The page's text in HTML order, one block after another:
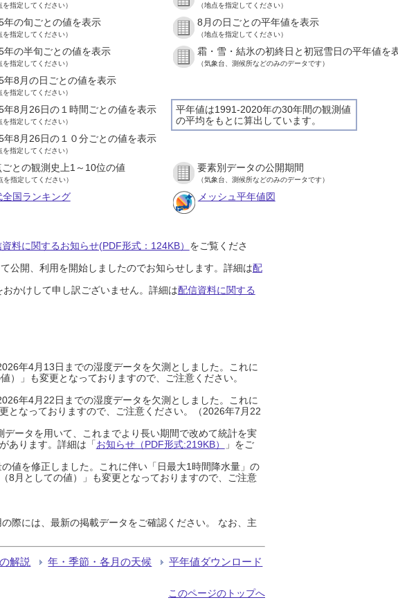
を指定してください） （地点を指定してください）
年の旬ごとの値を表示
を指定してください）
8月の日ごとの平年値を表示
（地点を指定してください）
年の半旬ごとの値を表示
を指定してください）
霜・雪・結氷の初終日と初冠雪日の平年値を
（気象台、測候所などのみのデータです）
年8月の日ごとの値を表示
を指定してください）
平年値は1991-2020年の30年間の観測値
の平均をもとに算出しています。
年8月26日の１時間ごとの値を表示
を指定してください）
年8月26日の１０分ごとの値を表示
を指定してください）
ごとの観測史上1～10位の値
を指定してください）
要素別データの公開期間
（気象台、測候所などのみのデータです）
全国ランキング メッシュ平年値図
料に関するお知らせ(PDF形式：124KB） をご覧くださ
公開、利用を開始しましたのでお知らせします。詳細は配
かけして申し訳ございません。詳細は配信資料に関する
年4月13日までの湿度データを欠測としました。これに
」も変更となっておりますので、ご注意ください。
年4月22日までの湿度データを欠測としました。これに
となっておりますので、ご注意ください。（2026年7月22
ータを用いて、これまでより長い期間で改めて統計を実
あります。詳細は「お知らせ（PDF形式:219KB）
」をご
値を修正しました。これに伴い「日最大1時間降水量」の
8月としての値）」も変更となっておりますので、ご注意
際には、最新の掲載データをご確認ください。 なお、主
解説 年・季節・各月の天候 平年値ダウンロード
このページのトップへ